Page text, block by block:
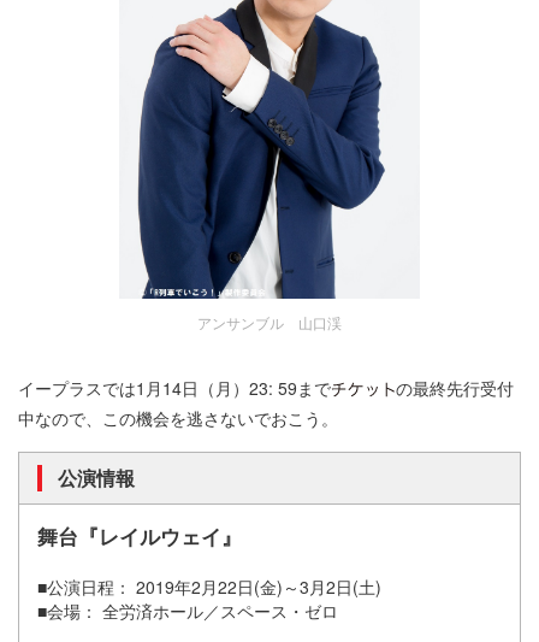
アンサンブル 山口渓
イープラスでは1月14日（月）23: 59まで
の最終先行受付
中なので、この機会を逃さないでおこう。
公演情報
舞台『レイルウェイ』
■公演日程： 2019年2月22日(金)～3月2日(土)
■会場： 全労済ホール／スペース・ゼロ